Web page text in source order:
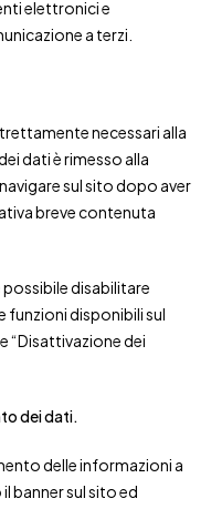
elettronici e
a terzi.
necessari alla
dati è rimesso alla
sul sito dopo aver
breve contenuta
possibile disabilitare
funzioni disponibili sul
“Disattivazione dei
dei dati.
delle informazioni a
banner sul sito ed